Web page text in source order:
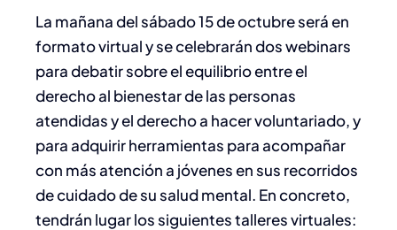
La mañana del sábado 15 de octubre será en
formato virtual y se celebrarán dos webinars
para debatir sobre el equilibrio entre el
derecho al bienestar de las personas
atendidas y el derecho a hacer voluntariado, y
para adquirir herramientas para acompañar
con más atención a jóvenes en sus recorridos
de cuidado de su salud mental. En concreto,
tendrán lugar los siguientes talleres virtuales: